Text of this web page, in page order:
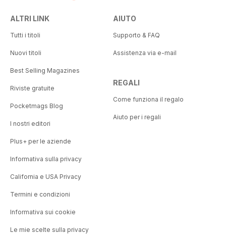
ALTRI LINK
Tutti i titoli
Nuovi titoli
Best Selling Magazines
Riviste gratuite
Pocketmags Blog
I nostri editori
Plus+ per le aziende
Informativa sulla privacy
California e USA Privacy
Termini e condizioni
Informativa sui cookie
Le mie scelte sulla privacy
AIUTO
Supporto & FAQ
Assistenza via e-mail
REGALI
Come funziona il regalo
Aiuto per i regali